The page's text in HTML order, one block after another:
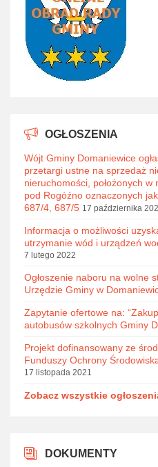
OGŁOSZENIA
Wójt Gminy Domaniewice
przetargi ustne na sprzedaż
nieruchomości, położonych w
pod Rogóźno oznaczonych
687/4, 687/5 17 października
Informacja o możliwości
utrzymanie wód i urządzeń
7 lutego 2022
Ogłoszenie naboru na wolne
Urzędzie Gminy w
Zapytanie ofertowe na:
autobusów szkolnych Gminy
Projekt dofinansowany ze
Funduszy Ochrony
17 listopada 2021
Zobacz wszystkie
DOKUMENTY